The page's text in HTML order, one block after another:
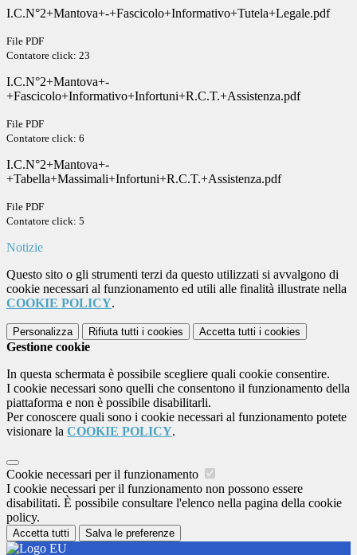
I.C.N°2+Mantova+-+Fascicolo+Informativo+Tutela+Legale.pdf
File PDF
Contatore click: 23
I.C.N°2+Mantova+-
+Fascicolo+Informativo+Infortuni+R.C.T.+Assistenza.pdf
File PDF
Contatore click: 6
I.C.N°2+Mantova+-
+Tabella+Massimali+Infortuni+R.C.T.+Assistenza.pdf
File PDF
Contatore click: 5
Notizie
Questo sito o gli strumenti terzi da questo utilizzati si avvalgono di
cookie necessari al funzionamento ed utili alle finalità illustrate nella
COOKIE POLICY.
Personalizza Rifiuta tutti i cookies Accetta tutti i cookies
Gestione cookie
In questa schermata è possibile scegliere quali cookie consentire.
I cookie necessari sono quelli che consentono il funzionamento della
piattaforma e non è possibile disabilitarli.
Per conoscere quali sono i cookie necessari al funzionamento potete
visionare la COOKIE POLICY.
Cookie necessari per il funzionamento
I cookie necessari per il funzionamento non possono essere
disabilitati. È possibile consultare l'elenco nella pagina della cookie
policy.
Accetta tutti Salva le preferenze